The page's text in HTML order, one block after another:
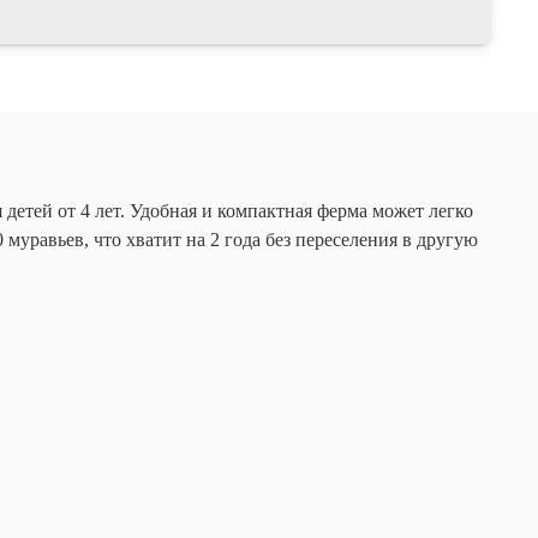
от 4 лет. Удобная и компактная ферма может легко
что хватит на 2 года без переселения в другую